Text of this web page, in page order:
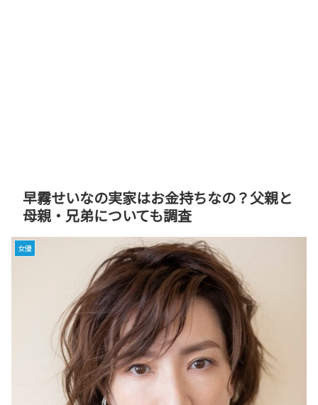
早霧せいなの実家はお金持ちなの？父親と
母親・兄弟についても調査
女優